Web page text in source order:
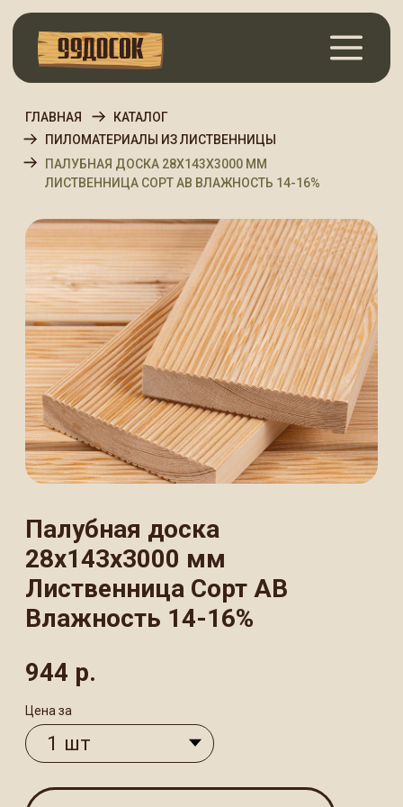
ПАЛУБНАЯ ДОСКА 28Х143Х3000 ММ
КАТАЛОГ
ГЛАВНАЯ
Палубная доска
28х143х3000 мм
Лиственница Сорт АВ
Влажность 14-16%
944 р.
В КОРЗИНУ
лиственницы — премиальный материал
для обустройства террас, балконов, зон
из отборного сырья сорта АВ
с идеальной геометрией и камерной
сушкой до 14−16%. Имеет специальный
рельеф с продольными пропилами для
Благодаря природным свойствам
лиственницы отличается повышенной